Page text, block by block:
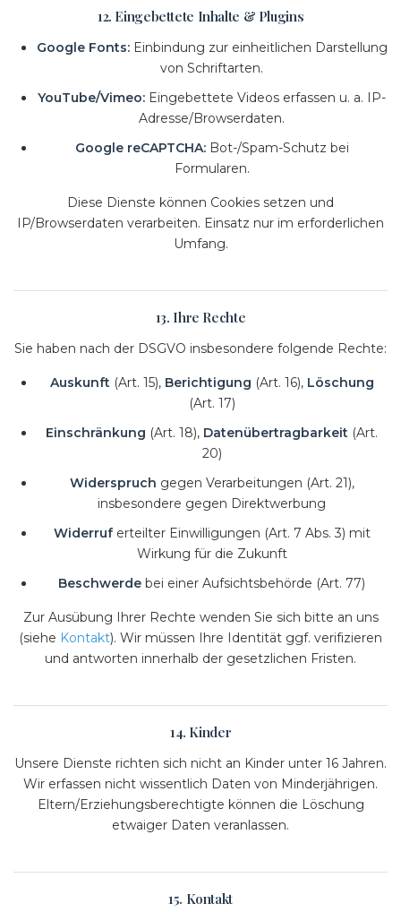
12. Eingebettete Inhalte & Plugins
Google Fonts:Einbindung zur einheitlichen Darstellung
von Schriftarten.
YouTube/Vimeo: Eingebettete Videos erfassen u. a. IP-
Adresse/Browserdaten.
Google reCAPTCHA:Bot-/Spam-Schutz bei
Formularen.
Diese Dienste können Cookies setzen und
IP/Browserdaten verarbeiten. Einsatz nur im erforderlichen
Umfang.
13. Ihre Rechte
Sie haben nach der DSGVO insbesondere folgende Rechte:
Auskunft (Art. 15), Berichtigung (Art. 16), Löschung
(Art. 17)
Einschränkung (Art. 18), Datenübertragbarkeit (Art.
20)
Widerspruch gegen Verarbeitungen (Art. 21),
insbesondere gegen Direktwerbung
Widerruferteilter Einwilligungen (Art. 7 Abs. 3) mit
Wirkung für die Zukunft
Beschwerde bei einer Aufsichtsbehörde (Art. 77)
Zur Ausübung Ihrer Rechte wenden Sie sich bitte an uns
(siehe Kontakt). Wir müssen Ihre Identität ggf. verifizieren
und antworten innerhalb der gesetzlichen Fristen.
14. Kinder
Unsere Dienste richten sich nicht an Kinder unter 16 Jahren.
Wir erfassen nicht wissentlich Daten von Minderjährigen.
Eltern/Erziehungsberechtigte können die Löschung
etwaiger Daten veranlassen.
15. Kontakt